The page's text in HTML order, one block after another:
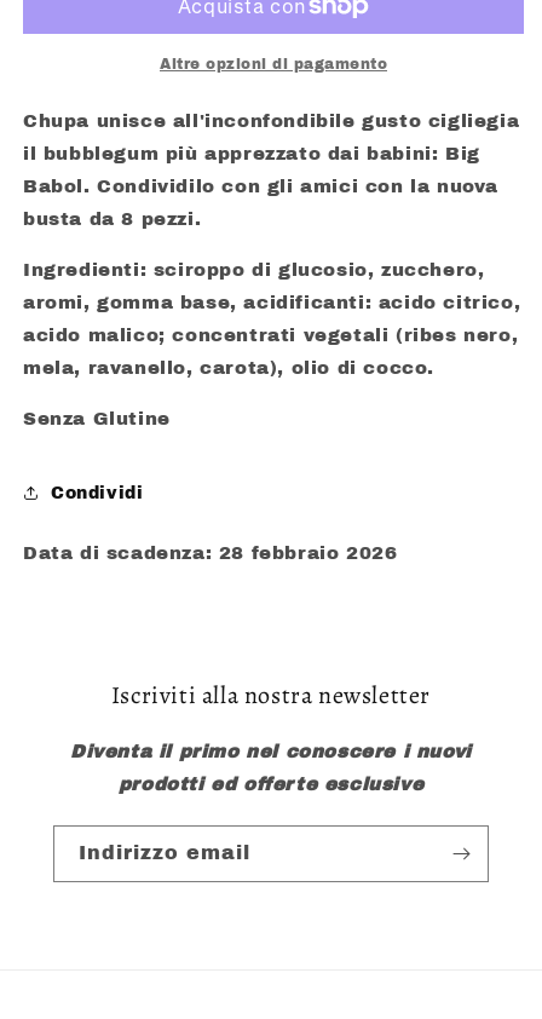
LECCA
PZ.
LECCA
LECCA
BIG
PZ.
Altre opzioni di pagamento
Chupa unisce all'inconfondibile gusto cigliegia
il bubblegum più apprezzato dai babini: Big
Babol. Condividilo con gli amici con la nuova
busta da 8 pezzi.
Ingredienti: sciroppo di glucosio, zucchero,
aromi, gomma base, acidificanti: acido citrico,
acido malico; concentrati vegetali (ribes nero,
mela, ravanello, carota), olio di cocco.
Senza Glutine
Condividi
Data di scadenza: 28 febbraio 2026
Iscriviti alla nostra newsletter
Diventa il primo nel conoscere i nuovi
prodotti ed offerte esclusive
Indirizzo email